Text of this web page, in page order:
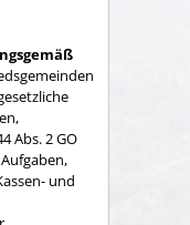
Abs. 2 GO
und